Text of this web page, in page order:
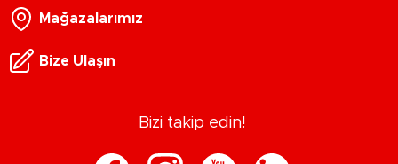
Mağazalarımız
Bize Ulaşın
Bizi takip edin!